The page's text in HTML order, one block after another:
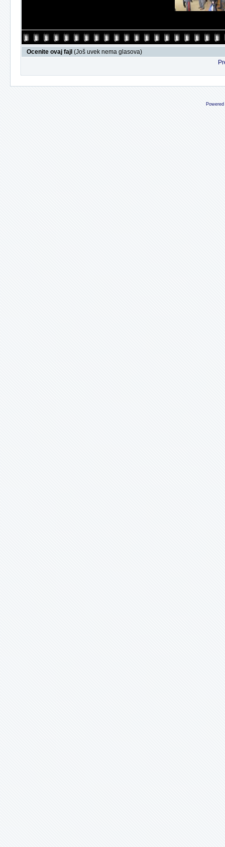
Ocenite ovaj fajl (Još uvek nema glasova)